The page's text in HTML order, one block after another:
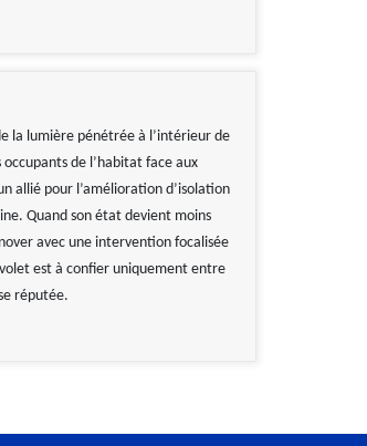
la lumière pénétrée à l’intérieur de
de l’habitat face aux
allié pour l’amélioration d’isolation
Quand son état devient moins
avec une intervention focalisée
est à confier uniquement entre
réputée.